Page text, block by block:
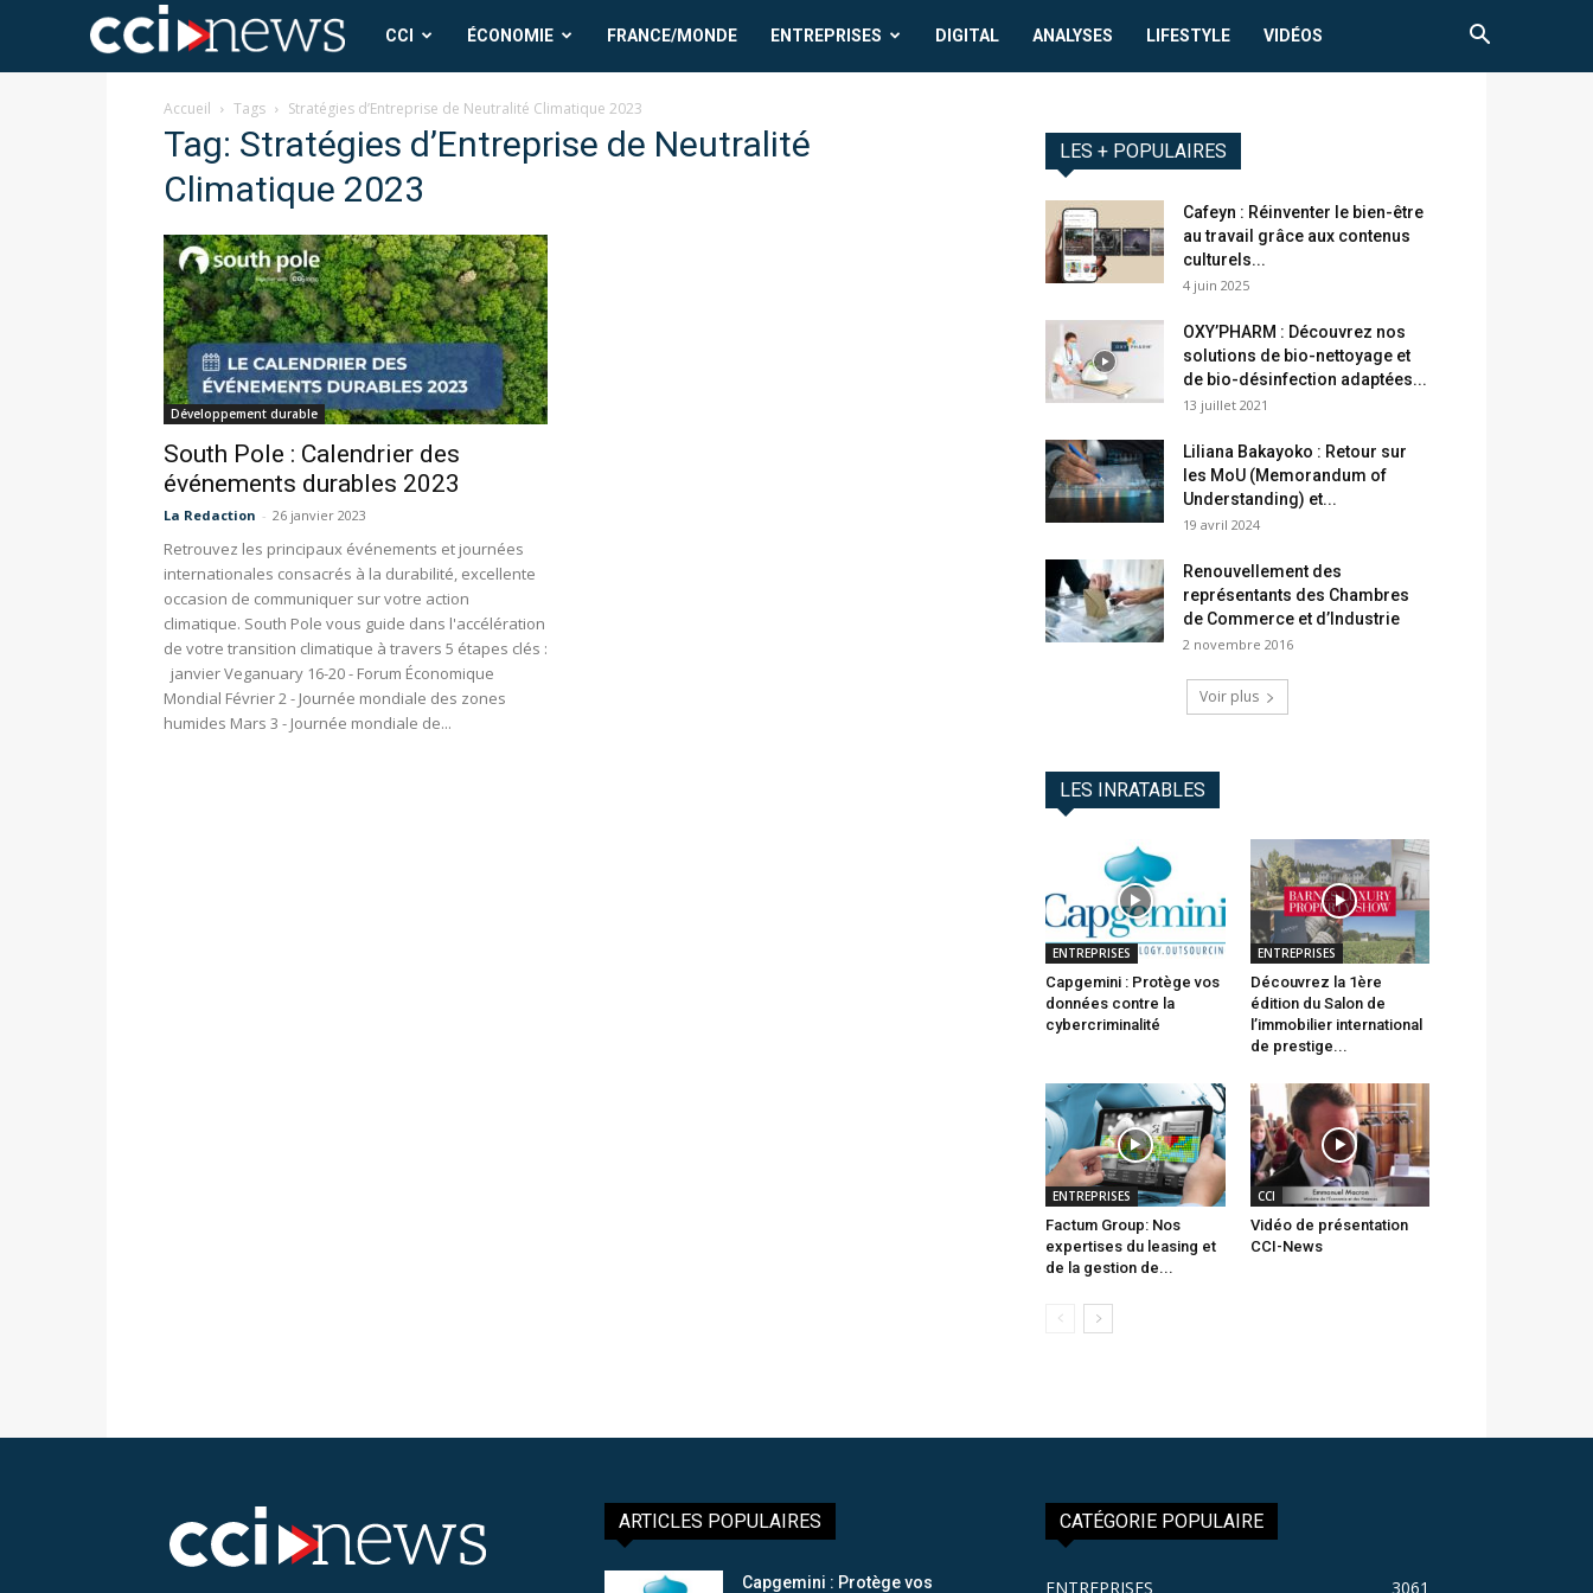
CCI
News
CCI ÉCONOMIE FRANCE/MONDE ENTREPRISES DIGITAL ANALYSES LIFESTYLE VIDÉOS
Accueil Tags Stratégies d’Entreprise de Neutralité Climatique 2023
Tag: Stratégies d’Entreprise de Neutralité
Climatique 2023
Développement durable
South Pole : Calendrier des
événements durables 2023
La Redaction - 26 janvier 2023
Retrouvez les principaux événements et journées
internationales consacrés à la durabilité, excellente
occasion de communiquer sur votre action
climatique. South Pole vous guide dans l'accélération
de votre transition climatique à travers 5 étapes clés :
janvier Veganuary 16-20 - Forum Économique
Mondial Février 2 - Journée mondiale des zones
humides Mars 3 - Journée mondiale de...
LES + POPULAIRES
Cafeyn : Réinventer le bien-être
au travail grâce aux contenus
culturels...
4 juin 2025
OXY’PHARM : Découvrez nos
solutions de bio-nettoyage et
de bio-désinfection adaptées...
13 juillet 2021
Liliana Bakayoko : Retour sur
les MoU (Memorandum of
Understanding) et...
19 avril 2024
Renouvellement des
représentants des Chambres
de Commerce et d’Industrie
2 novembre 2016
Voir plus
LES INRATABLES
ENTREPRISES
Capgemini : Protège vos
données contre la
cybercriminalité
ENTREPRISES
Découvrez la 1ère
édition du Salon de
l’immobilier international
de prestige...
ENTREPRISES
Factum Group: Nos
expertises du leasing et
de la gestion de...
CCI
Vidéo de présentation
CCI-News
ARTICLES POPULAIRES
Capgemini : Protège vos
CATÉGORIE POPULAIRE
ENTREPRISES 3061